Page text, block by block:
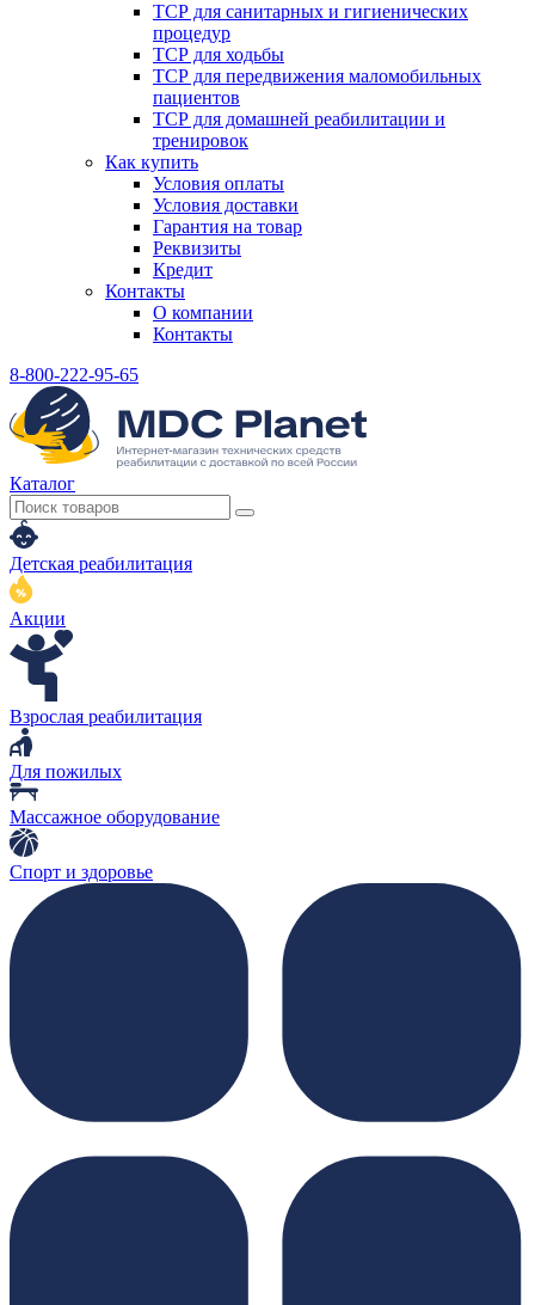
ТСР для санитарных и гигиенических
процедур
ТСР для ходьбы
ТСР для передвижения маломобильных
пациентов
ТСР для домашней реабилитации и
тренировок
Как купить
Условия оплаты
Условия доставки
Гарантия на товар
Реквизиты
Кредит
Контакты
О компании
Контакты
8-800-222-95-65
Каталог
Детская реабилитация
Акции
Взрослая реабилитация
Для пожилых
Массажное оборудование
Спорт и здоровье